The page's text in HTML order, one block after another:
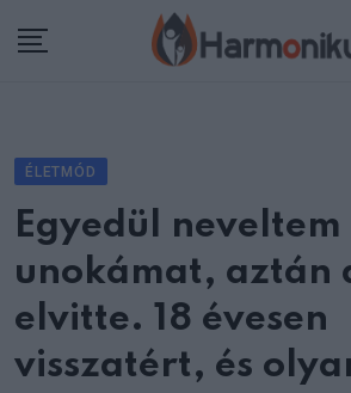
ÉLETMÓD
Egyedül neveltem
unokámat, aztán
elvitte. 18 évesen
visszatért, és